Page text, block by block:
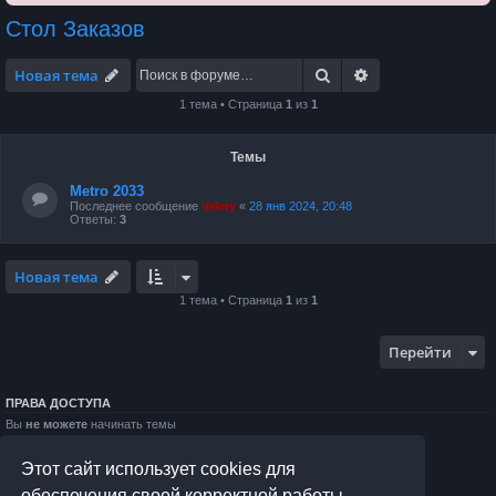
Этот сайт использует cookies для
Стол Заказов
Новая тема Поиск
1 тема • Страница 1 из 1
Темы
Metro 2033
Последнее сообщение Valery « 28 янв 2024, 20:48
Ответы: 3
Новая тема
1 тема • Страница 1 из 1
Перейти
ПРАВА ДОСТУПА
Вы не можете начинать темы
Выне можетеудалять свои сообщения
не можете добавлять вложения